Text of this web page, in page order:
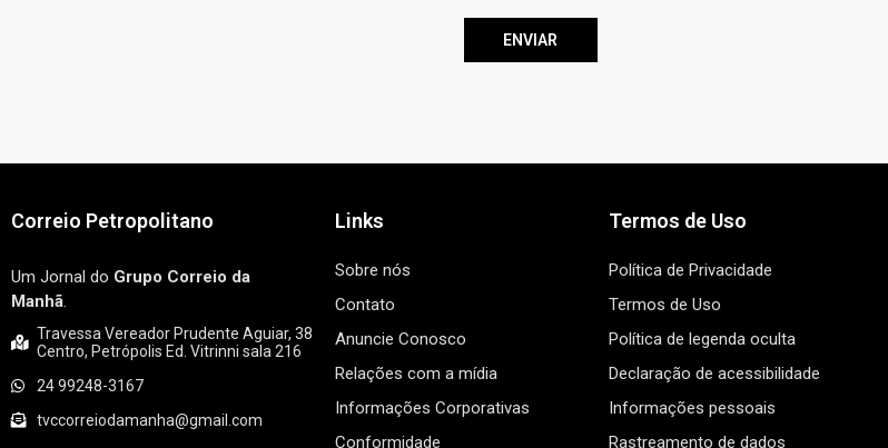
Correio Petropolitano
Um Jornal do Grupo Correio da
Manhã.
Travessa Vereador Prudente Aguiar, 38
Centro, Petrópolis Ed. Vitrinni sala 216
24 99248-3167
tvccorreiodamanha@gmail.com
Links
Sobre nós
Contato
Anuncie Conosco
Relações com a mídia
Informações Corporativas
Conformidade
Termos de Uso
Política de Privacidade
Termos de Uso
Política de legenda oculta
Declaração de acessibilidade
Informações pessoais
Rastreamento de dados